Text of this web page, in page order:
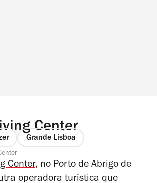
Center
Grande Lisboa
Center, no Porto de Abrigo de
operadora turística que